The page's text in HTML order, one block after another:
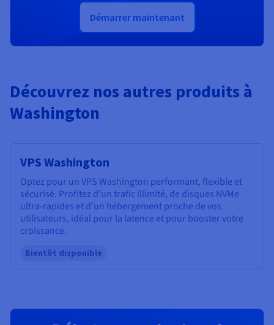
Démarrer maintenant
Découvrez nos autres produits à
Washington
VPS Washington
Optez pour un VPS Washington performant, flexible et
sécurisé. Profitez d’un trafic illimité, de disques NVMe
ultra-rapides et d’un hébergement proche de vos
utilisateurs, idéal pour la latence et pour booster votre
croissance.
Bientôt disponible